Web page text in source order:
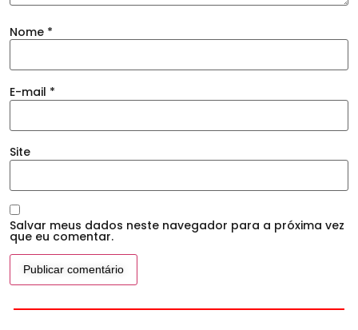
Nome *
E-mail *
Site
Salvar meus dados neste navegador para a próxima vez
que eu comentar.